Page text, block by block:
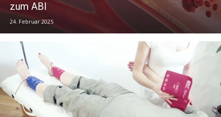
zum ABI
24. Februar 2025